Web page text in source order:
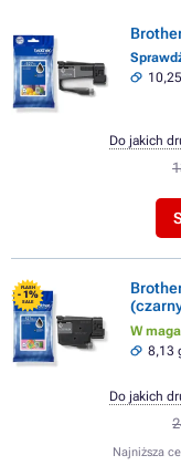
Do jakich
FLASH
- 1%
SALE
W
8,13
Najniższa
Do jakich